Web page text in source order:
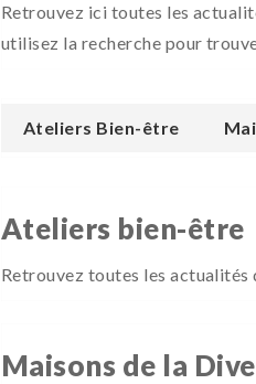
Retrouvez ici toutes les
utilisez la recherche pour
Ateliers Bien-être
Ateliers bien-être
Retrouvez toutes les actualités
Maisons de la